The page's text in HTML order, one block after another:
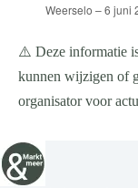
Weerselo – 6 juni
⚠️ Deze informatie
kunnen wijzigen of
organisator voor